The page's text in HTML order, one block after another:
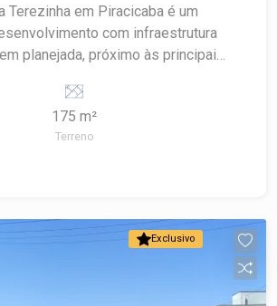
Terezinha em Piracicaba é um
com infraestrutura
planejada, próximo às principais
e SP304. A região conta com
transporte público, escolas,
e acesso facilitado tanto ao
Localização: terreno em
com acesso fácil a rodovias e
175 m²
Terreno
Exclusivo